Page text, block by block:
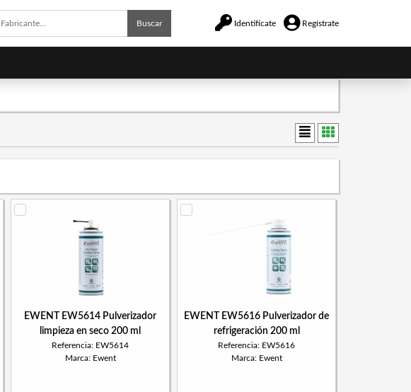
Buscar Identifícate Regístrate
EWENT EW5614 Pulverizador
limpieza en seco 200 ml
Referencia: EW5614
Marca: Ewent
EWENT EW5616 Pulverizador de
refrigeración 200 ml
Referencia: EW5616
Marca: Ewent